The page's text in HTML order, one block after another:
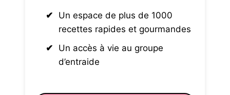
Un espace de plus de 1000
recettes rapides et gourmandes
Un accès à vie au groupe
d’entraide